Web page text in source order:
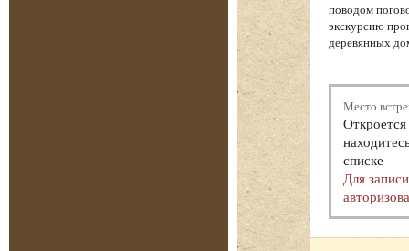
поводом
экскурсию
деревянных
Место
списке
Для